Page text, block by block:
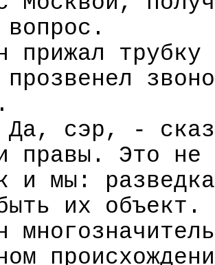
вопрос.
прижал
прозвенел
сэр, -
правы. Это не
и мы:
их